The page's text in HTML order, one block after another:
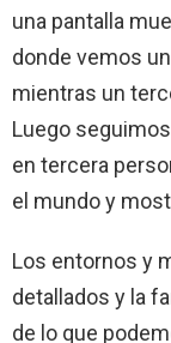
una pantalla
donde vemos
mientras un
Luego
en tercera
el mundo y
Los entornos y
detallados y la
de lo que